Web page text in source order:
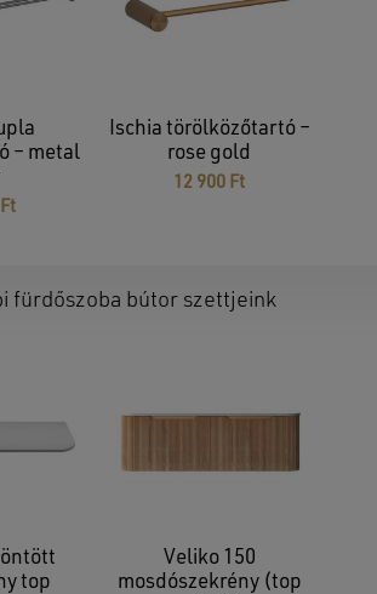
termékek a kosárban.
– metal
Ft
Ischia törölközőtartó –
rose gold
12 900 Ft
fürdőszoba bútor szettjeink
öntött
top
Veliko 150
mosdószekrény (top